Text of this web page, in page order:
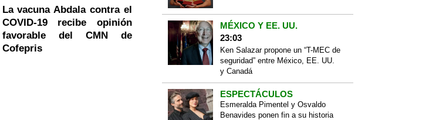
La vacuna Abdala contra el
COVID-19 recibe opinión
favorable del CMN de
Cofepris
MÉXICO Y EE. UU.
23:03
Ken Salazar propone un “T-MEC de
seguridad” entre México, EE. UU.
y Canadá
ESPECTÁCULOS
Esmeralda Pimentel y Osvaldo
Benavides ponen fin a su historia